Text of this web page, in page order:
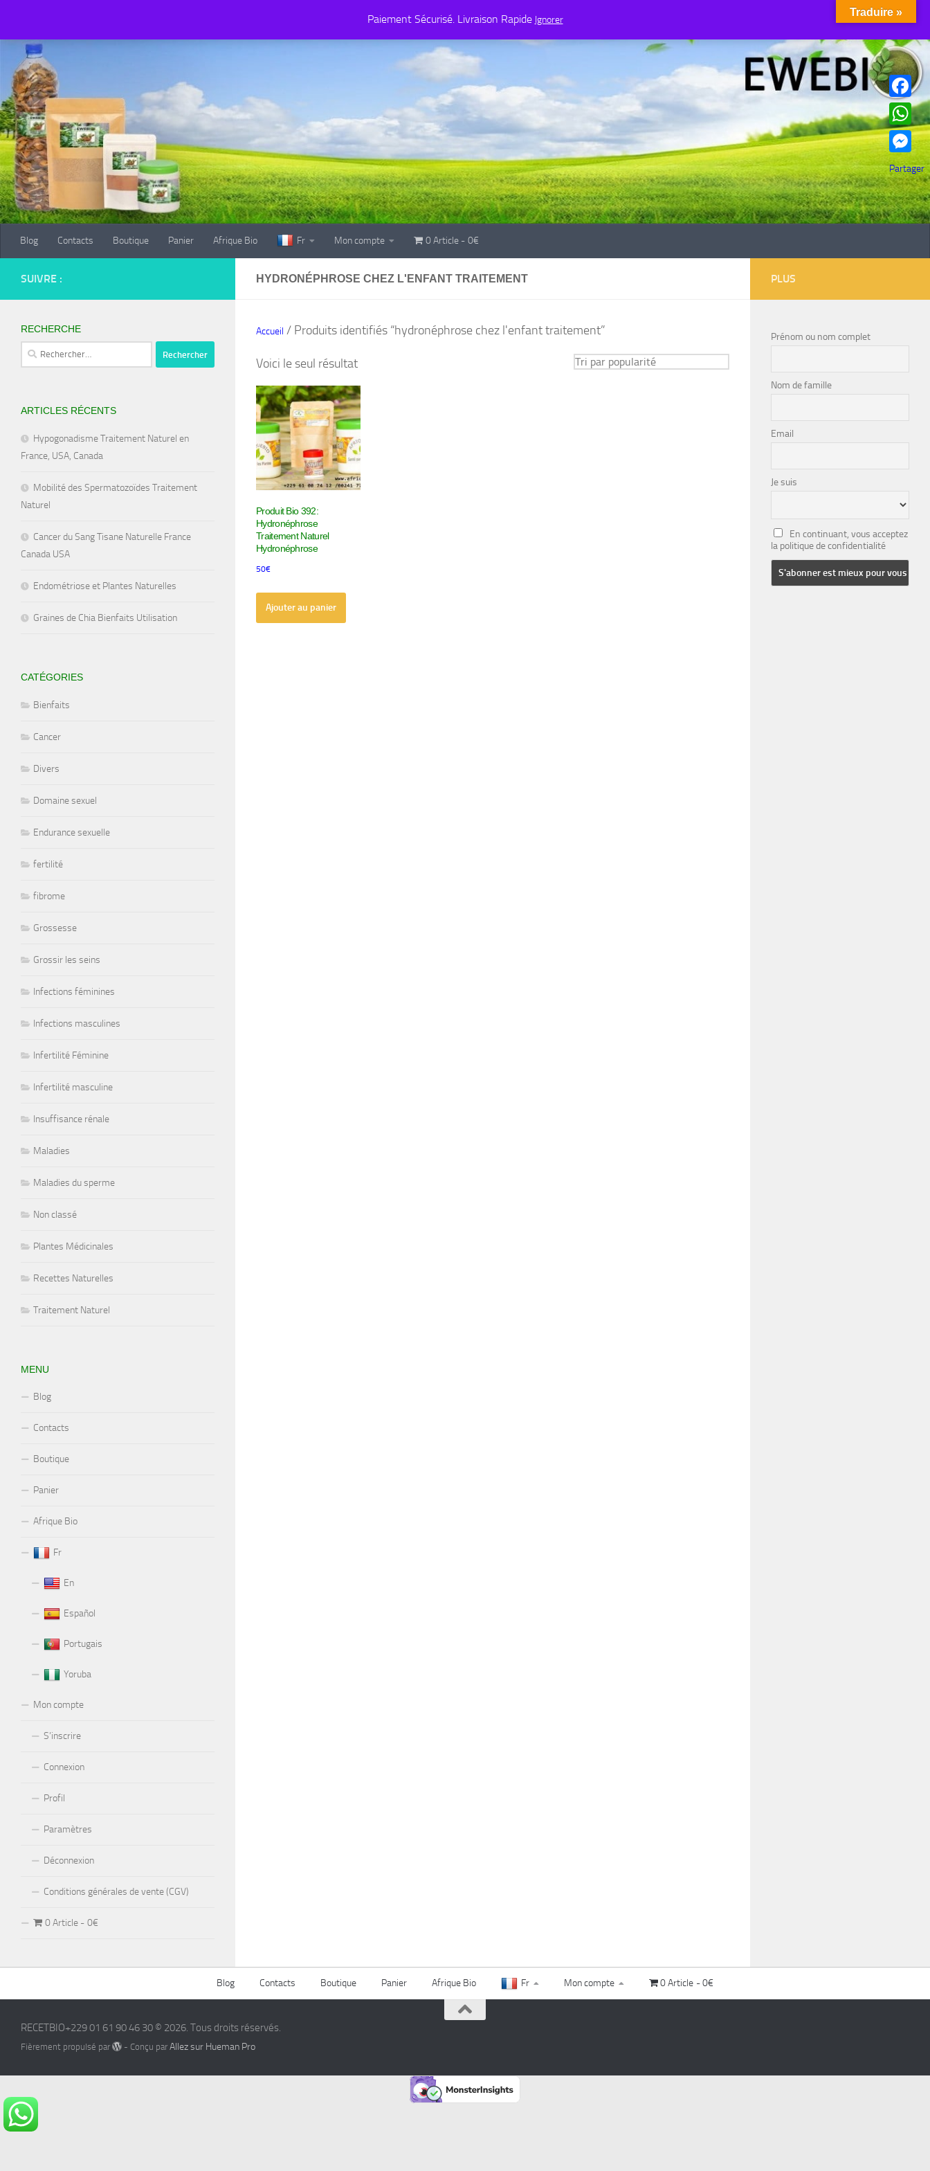
Paiement Sécurisé. Livraison Rapide Ignorer
Mon compte 0 Article 0€
Blog Contacts Boutique Panier Afrique Bio Fr Mon compte 0 Article 0€
HYDRONÉPHROSE CHEZ L'ENFANT TRAITEMENT
Accueil / Produits identifiés “hydronéphrose chez l'enfant traitement”
Voici le seul résultat
Produit Bio 392:
Hydronéphrose
Traitement Naturel
Hydronéphrose
50€
Ajouter au panier
SUIVRE :
RECHERCHE
Rechercher :
ARTICLES RÉCENTS
Hypogonadisme Traitement Naturel en
France, USA, Canada
Mobilité des Spermatozoïdes Traitement
Naturel
Cancer du Sang Tisane Naturelle France
Canada USA
Endométriose et Plantes Naturelles
Graines de Chia Bienfaits Utilisation
CATÉGORIES
Bienfaits
Cancer
Divers
Domaine sexuel
Endurance sexuelle
fertilité
fibrome
Grossesse
Grossir les seins
Infections féminines
Infections masculines
Infertilité Féminine
Infertilité masculine
Insuffisance rénale
Maladies
Maladies du sperme
Non classé
Plantes Médicinales
Recettes Naturelles
Traitement Naturel
MENU
Blog
Contacts
Boutique
Panier
Afrique Bio
Fr
En
Español
Portugais
Yoruba
Mon compte
S’inscrire
Connexion
Profil
Paramètres
Déconnexion
Conditions générales de vente (CGV)
0 Article 0€
PLUS
Prénom ou nom complet
Nom de famille
Email
Je suis
En continuant, vous acceptez
la politique de confidentialité
Blog Contacts Boutique Panier Afrique Bio Fr Mon compte 0 Article 0€
RECETBIO+229 01 61 90 46 30 © 2026. Tous droits réservés.
Fièrement propulsé par - Conçu par Allez sur Hueman Pro
Facebook
WhatsApp
Partager
Traduire »